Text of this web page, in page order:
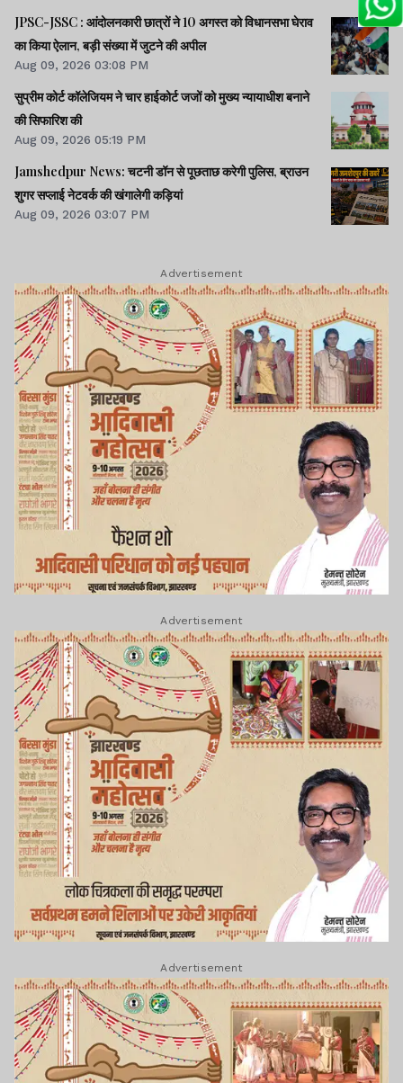
JPSC-JSSC : आंदोलनकारी छात्रों ने 10 अगस्त को विधानसभा घेराव
का किया ऐलान, बड़ी संख्या में जुटने की अपील
Aug 09, 2026 03:08 PM
सुप्रीम कोर्ट कॉलेजियम ने चार हाईकोर्ट जजों को मुख्य न्यायाधीश बनाने
की सिफारिश की
Aug 09, 2026 05:19 PM
Jamshedpur News: चटनी डॉन से पूछताछ करेगी पुलिस, ब्राउन
शुगर सप्लाई नेटवर्क की खंगालेगी कड़ियां
Aug 09, 2026 03:07 PM
Advertisement
Advertisement
Advertisement